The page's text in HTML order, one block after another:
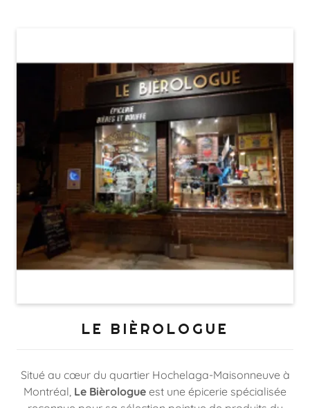
LE BIÈROLOGUE
Situé au cœur du quartier Hochelaga-Maisonneuve à
Montréal, Le Bièrologue est une épicerie spécialisée